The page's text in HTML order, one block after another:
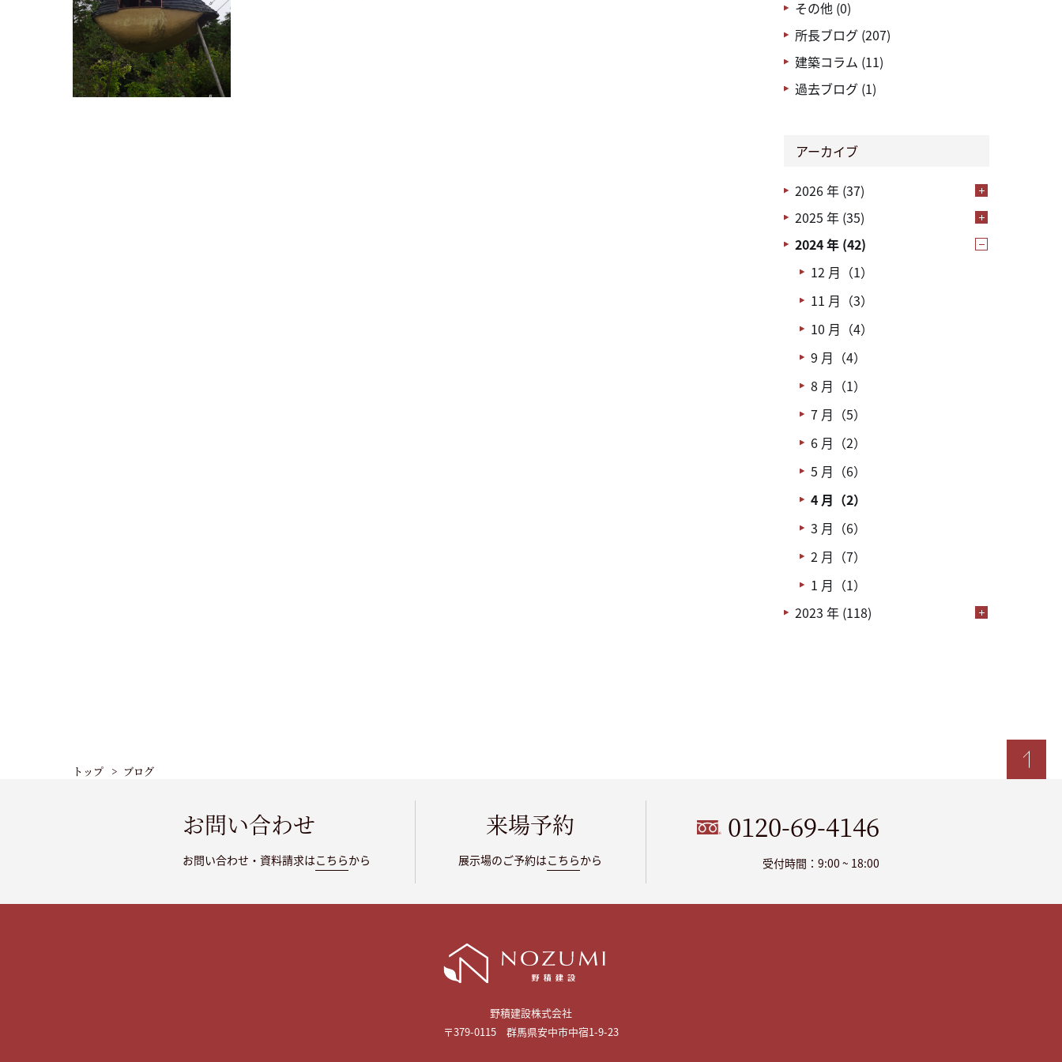
その他 (0)
所長ブログ (207)
建築コラム (11)
過去ブログ (1)
アーカイブ
2026 年 (37)
2025 年 (35)
2024 年 (42)
12 月（1）
11 月（3）
10 月（4）
9 月（4）
8 月（1）
7 月（5）
6 月（2）
5 月（6）
4 月（2）
3 月（6）
2 月（7）
1 月（1）
2023 年 (118)
トップ ブログ
お問い合わせ
お問い合わせ・資料請求はこちらから
来場予約
展示場のご予約はこちらから
0120-69-4146
受付時間：9:00 ~ 18:00
野積建設株式会社
〒379-0115 群馬県安中市中宿1-9-23